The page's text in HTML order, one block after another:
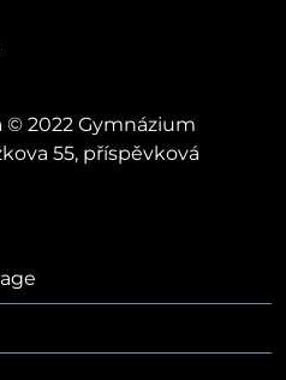
© 2022 Gymnázium
55, příspěvková